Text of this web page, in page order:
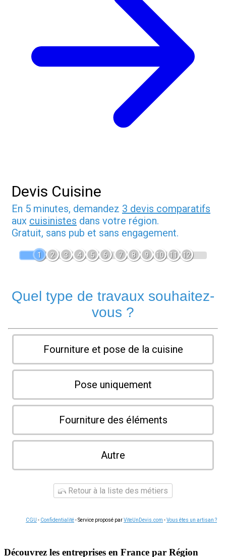
Devis Cuisine
En 5 minutes, demandez 3 devis comparatifs
aux cuisinistes dans votre région.
Gratuit, sans pub et sans engagement.
1 2 3 4 5 6 7 8 9 10 11 12
Quel type de travaux souhaitez-
vous ?
Fourniture et pose de la cuisine
Pose uniquement
Fourniture des éléments
Autre
Retour à la liste des métiers
CGU - Confidentialité- Service proposé parViteUnDevis.com -Vous êtes un artisan ?
Découvrez les entreprises en France par Région